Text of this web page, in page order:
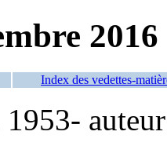
2016
Index des vedettes-
1953- auteur